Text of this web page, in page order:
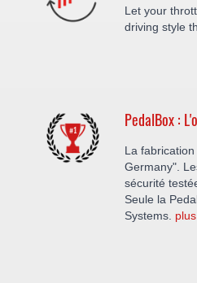
Let your
driving style
PedalBox :
La
Germany".
sécurité
Seule la
Systems.